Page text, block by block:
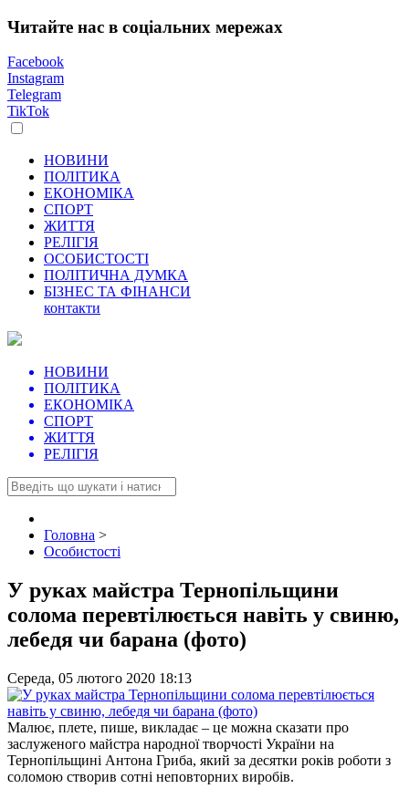
Читайте нас в соціальних мережах
Facebook
Instagram
Telegram
TikTok
НОВИНИ
ПОЛІТИКА
ЕКОНОМІКА
СПОРТ
ЖИТТЯ
РЕЛІГІЯ
ОСОБИСТОСТІ
ПОЛІТИЧНА ДУМКА
БІЗНЕС ТА ФІНАНСИ
контакти
НОВИНИ
ПОЛІТИКА
ЕКОНОМІКА
СПОРТ
ЖИТТЯ
РЕЛІГІЯ
Головна >
Особистості
У руках майстра Тернопільщини
солома перевтілюється навіть у свиню,
лебедя чи барана (фото)
Середа, 05 лютого 2020 18:13
Малює, плете, пише, викладає – це можна сказати про
заслуженого майстра народної творчості України на
Тернопільщині Антона Гриба, який за десятки років роботи з
соломою створив сотні неповторних виробів.